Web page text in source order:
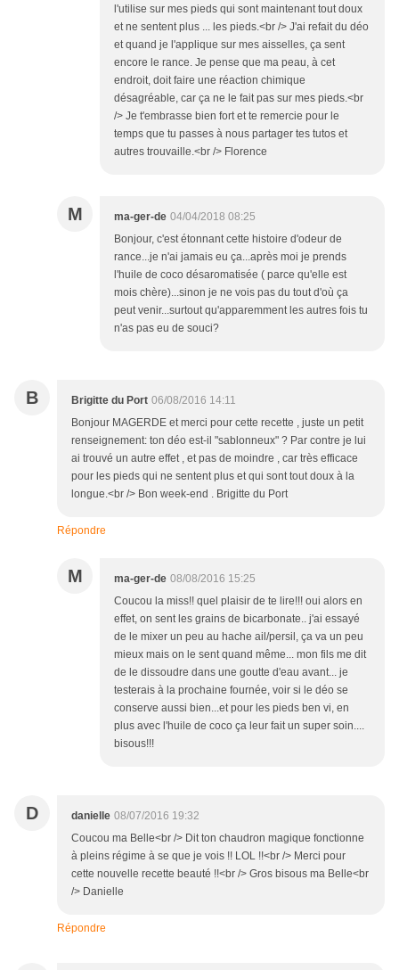
l'utilise sur mes pieds qui sont maintenant tout doux
et ne sentent plus ... les pieds.<br /> J'ai refait du déo
et quand je l'applique sur mes aisselles, ça sent
encore le rance. Je pense que ma peau, à cet
endroit, doit faire une réaction chimique
désagréable, car ça ne le fait pas sur mes pieds.<br
/> Je t'embrasse bien fort et te remercie pour le
temps que tu passes à nous partager tes tutos et
autres trouvaille.<br /> Florence
M ma-ger-de 04/04/2018 08:25
Bonjour, c'est étonnant cette histoire d'odeur de
rance...je n'ai jamais eu ça...après moi je prends
l'huile de coco désaromatisée ( parce qu'elle est
mois chère)...sinon je ne vois pas du tout d'où ça
peut venir...surtout qu'apparemment les autres fois tu
n'as pas eu de souci?
B Brigitte du Port 06/08/2016 14:11
Bonjour MAGERDE et merci pour cette recette , juste un petit
renseignement: ton déo est-il "sablonneux" ? Par contre je lui
ai trouvé un autre effet , et pas de moindre , car très efficace
pour les pieds qui ne sentent plus et qui sont tout doux à la
longue.<br /> Bon week-end . Brigitte du Port
Répondre
M ma-ger-de 08/08/2016 15:25
Coucou la miss!! quel plaisir de te lire!!! oui alors en
effet, on sent les grains de bicarbonate.. j'ai essayé
de le mixer un peu au hache ail/persil, ça va un peu
mieux mais on le sent quand même... mon fils me dit
de le dissoudre dans une goutte d'eau avant... je
testerais à la prochaine fournée, voir si le déo se
conserve aussi bien...et pour les pieds ben vi, en
plus avec l'huile de coco ça leur fait un super soin....
bisous!!!
D danielle 08/07/2016 19:32
Coucou ma Belle<br /> Dit ton chaudron magique fonctionne
à pleins régime à se que je vois !! LOL !!<br /> Merci pour
cette nouvelle recette beauté !!<br /> Gros bisous ma Belle<br
/> Danielle
Répondre